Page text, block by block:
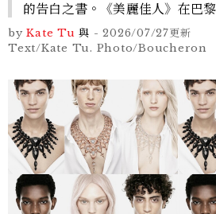
的告白之書。《美麗佳人》在巴
by Kate Tu 與 -2026/07/27更新
Text/Kate Tu. Photo/Boucheron